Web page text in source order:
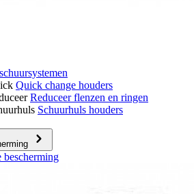
Quick change houders
Reduceer flenzen en ringen
Schuurhuls houders
bescherming